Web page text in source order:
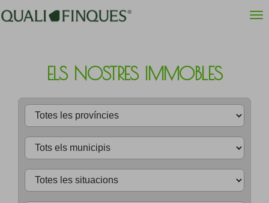
ELS NOSTRES IMMOBLES